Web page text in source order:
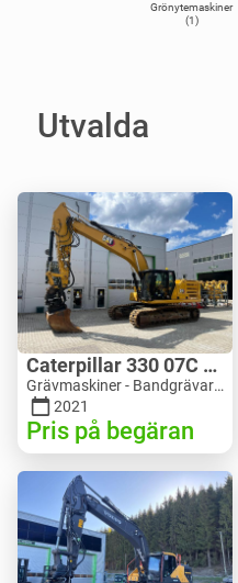
Grönytemaskiner
(1)
Utvalda
Caterpillar 330 07C Next Gen
Grävmaskiner - Bandgrävare | M816-4487 | 10356
2021
Pris på begäran